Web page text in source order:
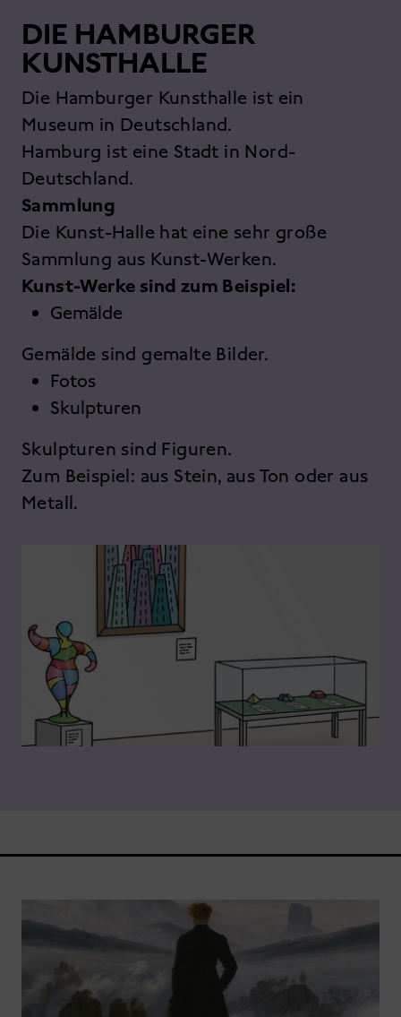
DIE HAMBURGER
KUNSTHALLE
Die Hamburger Kunsthalle ist ein
Museum in Deutschland.
Hamburg ist eine Stadt in Nord-
Deutschland.
Sammlung
Die Kunst-Halle hat eine sehr große
Sammlung aus Kunst-Werken.
Kunst-Werke sind zum Beispiel:
Gemälde
Gemälde sind gemalte Bilder.
Fotos
Skulpturen
Skulpturen sind Figuren.
Zum Beispiel: aus Stein, aus Ton oder aus
Metall.